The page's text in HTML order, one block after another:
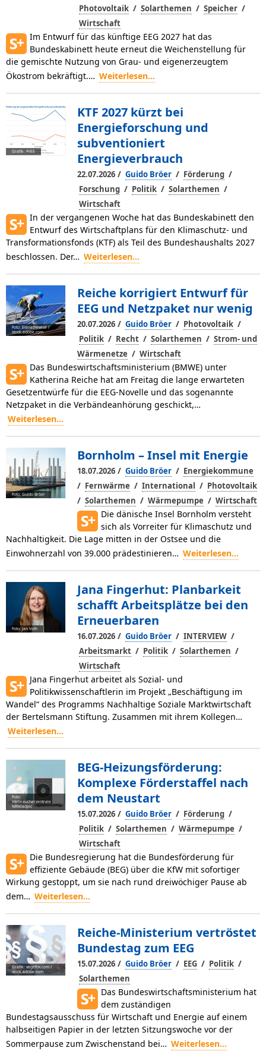
Photovoltaik / Solarthemen / Speicher /
Wirtschaft
Im Entwurf für das künftige EEG 2027 hat das
Bundeskabinett heute erneut die Weichenstellung für
die gemischte Nutzung von Grau- und eigenerzeugtem
Ökostrom bekräftigt.… Weiterlesen...
Grafik: FVEE
KTF 2027 kürzt bei
Energieforschung und
subventioniert
Energieverbrauch
22.07.2026 / Guido Bröer / Förderung /
Forschung / Politik / Solarthemen /
Wirtschaft
In der vergangenen Woche hat das Bundeskabinett den
Entwurf des Wirtschaftplans für den Klimaschutz- und
Transformationsfonds (KTF) als Teil des Bundeshaushalts 2027
beschlossen. Der… Weiterlesen...
Foto: Elenathewise /
stock.adobe.com
Reiche korrigiert Entwurf für
EEG und Netzpaket nur wenig
20.07.2026 / Guido Bröer / Photovoltaik /
Politik / Recht / Solarthemen / Strom- und
Wärmenetze / Wirtschaft
Das Bundeswirtschaftsministerium (BMWE) unter
Katherina Reiche hat am Freitag die lange erwarteten
Gesetzentwürfe für die EEG-Novelle und das sogenannte
Netzpaket in die Verbändeanhörung geschickt,…
Weiterlesen...
Foto: Guido Bröer
Bornholm – Insel mit Energie
18.07.2026 / Guido Bröer / Energiekommune
/ Fernwärme / International / Photovoltaik
/ Solarthemen / Wärmepumpe / Wirtschaft
Die dänische Insel Bornholm ver­steht
sich als Vorreiter für Klima­schutz und
Nachhaltigkeit. Die Lage mitten in der Ostsee und die
Einwohnerzahl von 39.000 prädesti­nieren… Weiterlesen...
Foto: Jan Voth
Jana Fingerhut: Planbarkeit
schafft Arbeitsplätze bei den
Erneuerbaren
16.07.2026 / Guido Bröer / INTERVIEW /
Arbeitsmarkt / Politik / Solarthemen /
Wirtschaft
Jana Fingerhut arbeitet als Sozial- und
Politikwissenschaftlerin im Projekt „Beschäftigung im
Wandel“ des Programms Nachhaltige Soziale Markt­wirtschaft
der Bertelsmann Stiftung. Zusammen mit ihrem Kollegen…
Weiterlesen...
Foto:
Verbraucherzentrale
NRW/adpic
BEG-Heizungsförderung:
Komplexe Förderstaffel nach
dem Neustart
15.07.2026 / Guido Bröer / Förderung /
Politik / Solarthemen / Wärmepumpe /
Wirtschaft
Die Bundesregierung hat die Bundesförderung für
effiziente Gebäu­de (BEG) über die KfW mit sofortiger
Wirkung ge­stoppt, um sie nach rund dreiwöchiger Pause ab
dem… Weiterlesen...
Grafik: vegefox.com /
stock.adobe.com
Reiche-Ministerium vertröstet
Bundestag zum EEG
15.07.2026 / Guido Bröer / EEG / Politik /
Solarthemen
Das Bundeswirtschaftsministerium hat
dem zuständigen
Bundestagsausschuss für Wirtschaft und Energie auf einem
halbseitigen Papier in der letzten Sitzungswoche vor der
Sommerpause zum Zwischenstand bei… Weiterlesen...